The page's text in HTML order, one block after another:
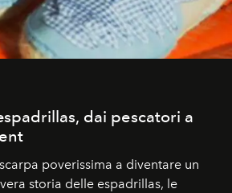
dai pescatori a
poverissima a diventare un
storia delle espadrillas, le